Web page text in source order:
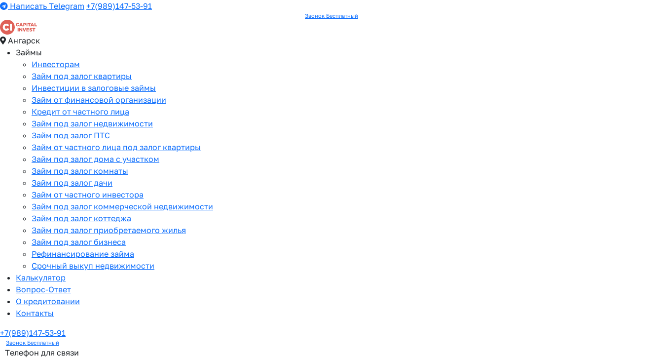
Написать Telegram +7(989)147-53-91
Звонок Бесплатный
Ангарск
Займы
Инвесторам
Займ под залог квартиры
Инвестиции в залоговые займы
Займ от финансовой организации
Кредит от частного лица
Займ под залог недвижимости
Займ под залог ПТС
Займ от частного лица под залог квартиры
Займ под залог дома с участком
Займ под залог комнаты
Займ под залог дачи
Займ от частного инвестора
Займ под залог коммерческой недвижимости
Займ под залог коттеджа
Займ под залог приобретаемого жилья
Займ под залог бизнеса
Рефинансирование займа
Срочный выкуп недвижимости
Калькулятор
Вопрос-Ответ
О кредитовании
Контакты
+7(989)147-53-91
Звонок Бесплатный
Телефон для связи